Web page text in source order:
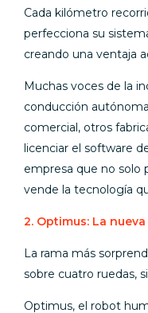
Cada kilómetro
perfecciona su
creando una ventaja
Muchas voces de la
conducción
comercial, otros
licenciar el software
empresa que no solo
vende la tecnología
2. Optimus: La
La rama más
sobre cuatro ruedas,
Optimus, el robot